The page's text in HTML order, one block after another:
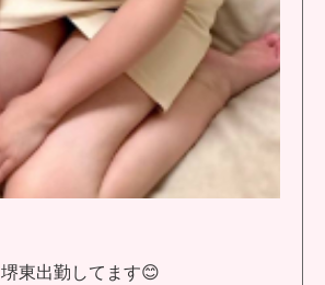
堺東出勤してます😊